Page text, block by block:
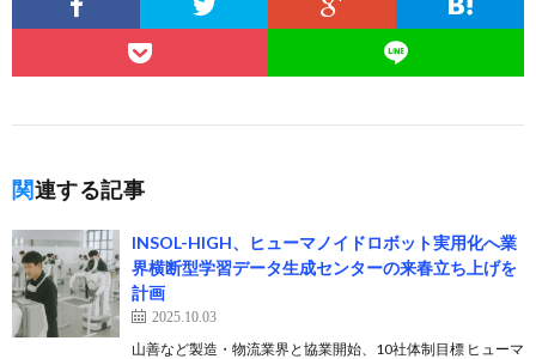
関連する記事
INSOL-HIGH、ヒューマノイドロボット実用化へ業
界横断型学習データ生成センターの来春立ち上げを
計画
2025.10.03
山善など製造・物流業界と協業開始、10社体制目標 ヒューマ